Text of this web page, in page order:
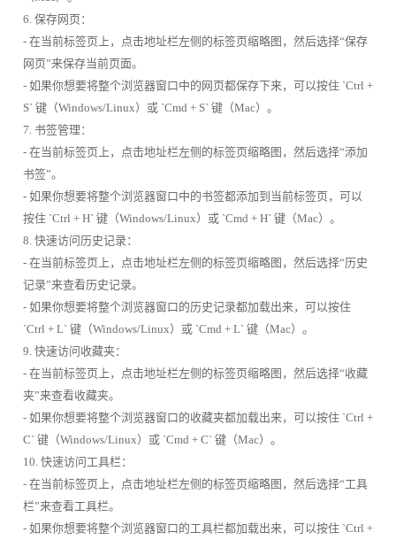
6. 保存网页：
- 在当前标签页上，点击地址栏左侧的标签页缩略图，然后选择“保存
网页”来保存当前页面。
- 如果你想要将整个浏览器窗口中的网页都保存下来，可以按住 `Ctrl +
S` 键（Windows/Linux）或 `Cmd + S` 键（Mac）。
7. 书签管理：
- 在当前标签页上，点击地址栏左侧的标签页缩略图，然后选择“添加
书签”。
- 如果你想要将整个浏览器窗口中的书签都添加到当前标签页，可以
按住 `Ctrl + H` 键（Windows/Linux）或 `Cmd + H` 键（Mac）。
8. 快速访问历史记录：
- 在当前标签页上，点击地址栏左侧的标签页缩略图，然后选择“历史
记录”来查看历史记录。
- 如果你想要将整个浏览器窗口的历史记录都加载出来，可以按住
`Ctrl + L` 键（Windows/Linux）或 `Cmd + L` 键（Mac）。
9. 快速访问收藏夹：
- 在当前标签页上，点击地址栏左侧的标签页缩略图，然后选择“收藏
夹”来查看收藏夹。
- 如果你想要将整个浏览器窗口的收藏夹都加载出来，可以按住 `Ctrl +
C` 键（Windows/Linux）或 `Cmd + C` 键（Mac）。
10. 快速访问工具栏：
- 在当前标签页上，点击地址栏左侧的标签页缩略图，然后选择“工具
栏”来查看工具栏。
- 如果你想要将整个浏览器窗口的工具栏都加载出来，可以按住 `Ctrl +